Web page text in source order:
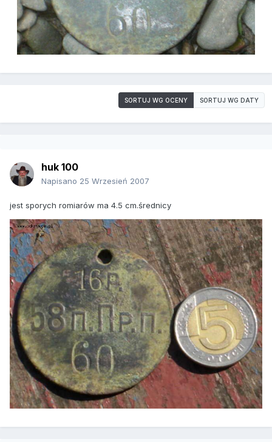
SORTUJ WG OCENY SORTUJ WG DATY
huk 100
Napisano 25 Wrzesień 2007
jest sporych romiarów ma 4.5 cm.średnicy